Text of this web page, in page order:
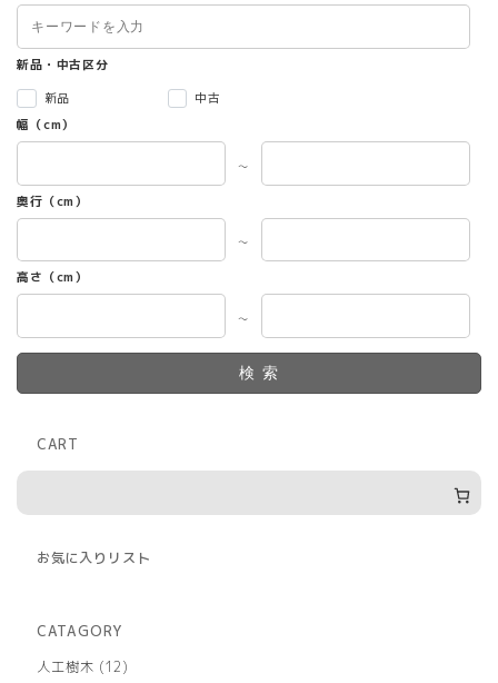
新品・中古区分
新品
中古
幅（cm）
～
奥行（cm）
～
高さ（cm）
～
検索
CART
お気に入りリスト
CATAGORY
人工樹木
1212